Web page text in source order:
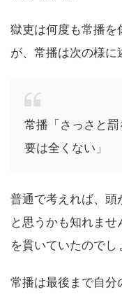
獄吏は何度も常播を
が、常播は次の様に
常播「さっさと
要は全くない」
普通で考えれば、頭
と思うかも知れま
を貫いていたのでし
常播は最後まで自分